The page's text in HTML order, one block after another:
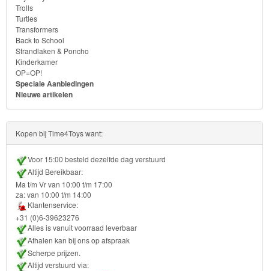
Back
to
School
Strandlaken
&
Poncho
Kinderkamer
OP=OP!
Trolls
Turtles
Transformers
Back to School
Strandlaken & Poncho
Kinderkamer
OP=OP!
Speciale Aanbiedingen
Nieuwe artikelen
Kopen bij Time4Toys want:
Voor 15:00 besteld dezelfde dag verstuurd
Altijd Bereikbaar:
Ma t/m Vr van 10:00 t/m 17:00
za: van 10:00 t/m 14:00
Klantenservice:
+31 (0)6-39623276
Alles is vanuit voorraad leverbaar
Afhalen kan bij ons op afspraak
Scherpe prijzen.
Altijd verstuurd via: